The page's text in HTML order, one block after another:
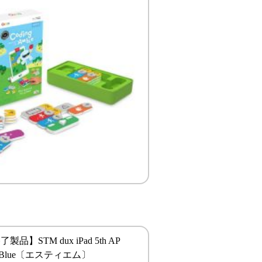
製品】STM dux iPad 5th AP
〔エスティエム〕